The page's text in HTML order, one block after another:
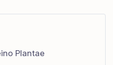
Plantae